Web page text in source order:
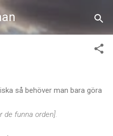
så behöver man bara göra
de funna orden].